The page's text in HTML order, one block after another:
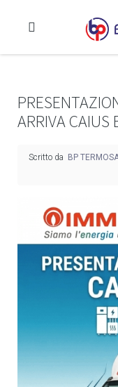
ARRIVA CAIUS
Scritto da BP